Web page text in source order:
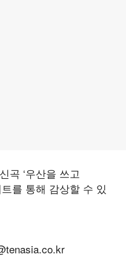
곡 ‘우산을 쓰고
를 통해 감상할 수 있